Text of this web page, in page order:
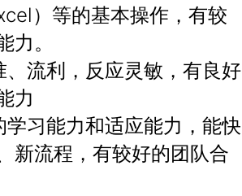
）等的基本操作，有较
力。
、流利，反应灵敏，有良好
力
学习能力和适应能力，能快
新流程，有较好的团队合